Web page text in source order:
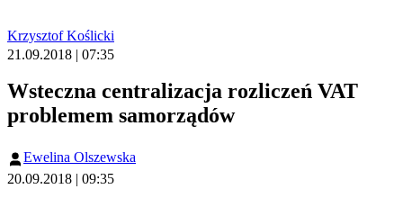
Krzysztof Koślicki
21.09.2018 | 07:35
Wsteczna centralizacja rozliczeń VAT
problemem samorządów
Ewelina Olszewska
20.09.2018 | 09:35